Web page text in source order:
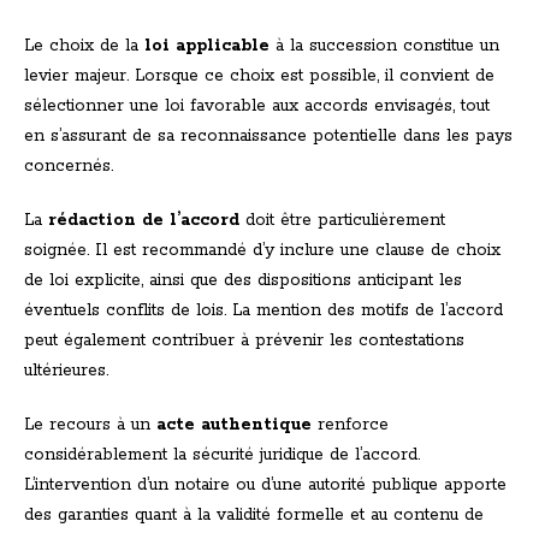
Le choix de la loi applicable à la succession constitue un
levier majeur. Lorsque ce choix est possible, il convient de
sélectionner une loi favorable aux accords envisagés, tout
en s’assurant de sa reconnaissance potentielle dans les pays
concernés.
La rédaction de l’accord doit être particulièrement
soignée. Il est recommandé d’y inclure une clause de choix
de loi explicite, ainsi que des dispositions anticipant les
éventuels conflits de lois. La mention des motifs de l’accord
peut également contribuer à prévenir les contestations
ultérieures.
Le recours à un acte authentique renforce
considérablement la sécurité juridique de l’accord.
L’intervention d’un notaire ou d’une autorité publique apporte
des garanties quant à la validité formelle et au contenu de